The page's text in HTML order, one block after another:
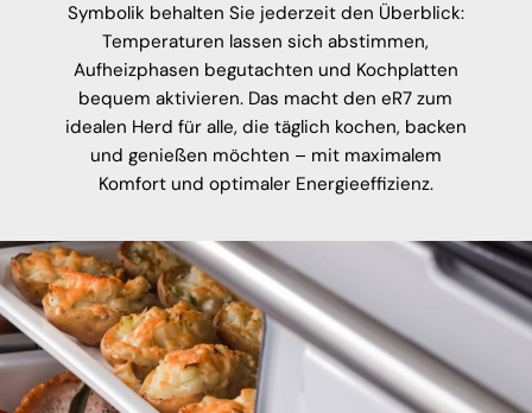
Symbolik behalten Sie jederzeit den Überblick:
Temperaturen lassen sich abstimmen,
Aufheizphasen begutachten und Kochplatten
bequem aktivieren. Das macht den eR7 zum
idealen Herd für alle, die täglich kochen, backen
und genießen möchten – mit maximalem
Komfort und optimaler Energieeffizienz.